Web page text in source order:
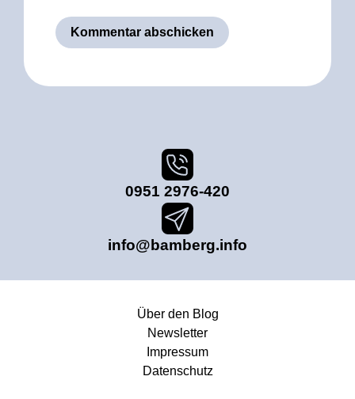
0951 2976-420
info@bamberg.info
Über den Blog
Newsletter
Impressum
Datenschutz